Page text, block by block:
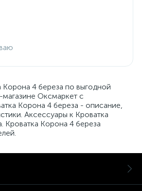
Корона 4 береза по выгодной
магазине Оксмаркет с
Корона 4 береза - описание,
Аксессуары к Кроватка
Кроватка Корона 4 береза